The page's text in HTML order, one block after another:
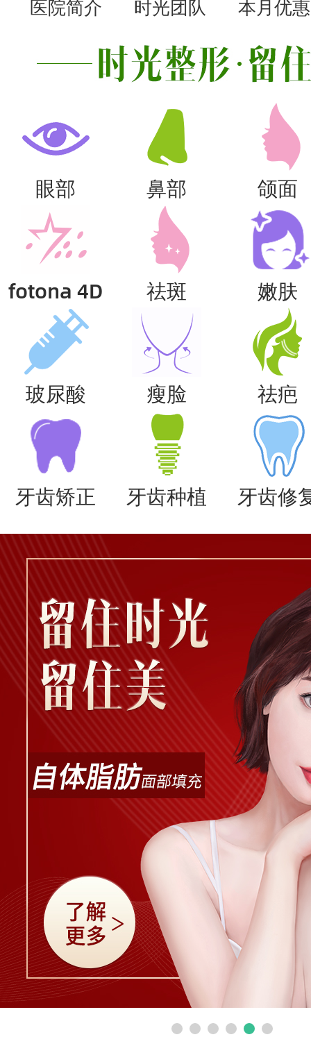
医院简介 时光团队 本月优惠
眼部 鼻部 颌面
fotona 4D 祛斑 嫩肤
玻尿酸 瘦脸 祛疤
牙齿矫正 牙齿种植 牙齿修